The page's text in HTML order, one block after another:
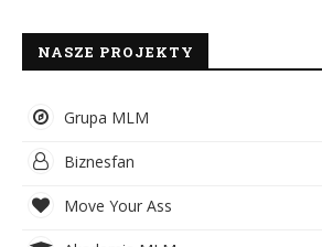
NASZE PROJEKTY
Grupa MLM
Biznesfan
Move Your Ass